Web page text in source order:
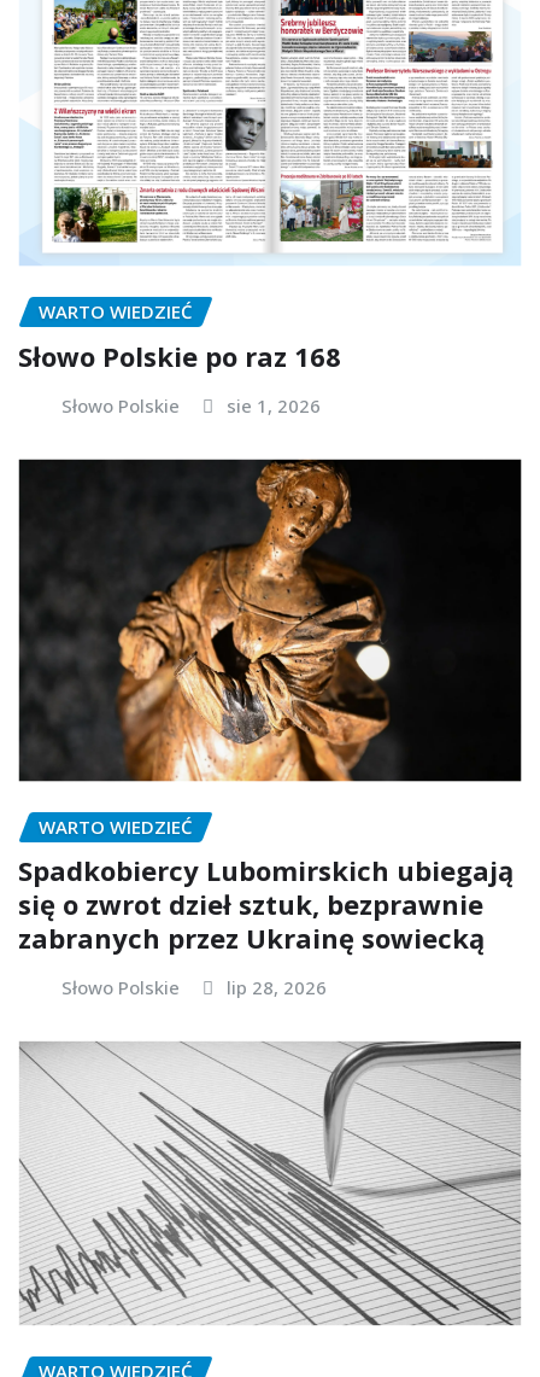
WARTO WIEDZIEĆ
Słowo Polskie po raz 168
Słowo Polskie sie 1, 2026
WARTO WIEDZIEĆ
Spadkobiercy Lubomirskich ubiegają
się o zwrot dzieł sztuk, bezprawnie
zabranych przez Ukrainę sowiecką
Słowo Polskie lip 28, 2026
WARTO WIEDZIEĆ